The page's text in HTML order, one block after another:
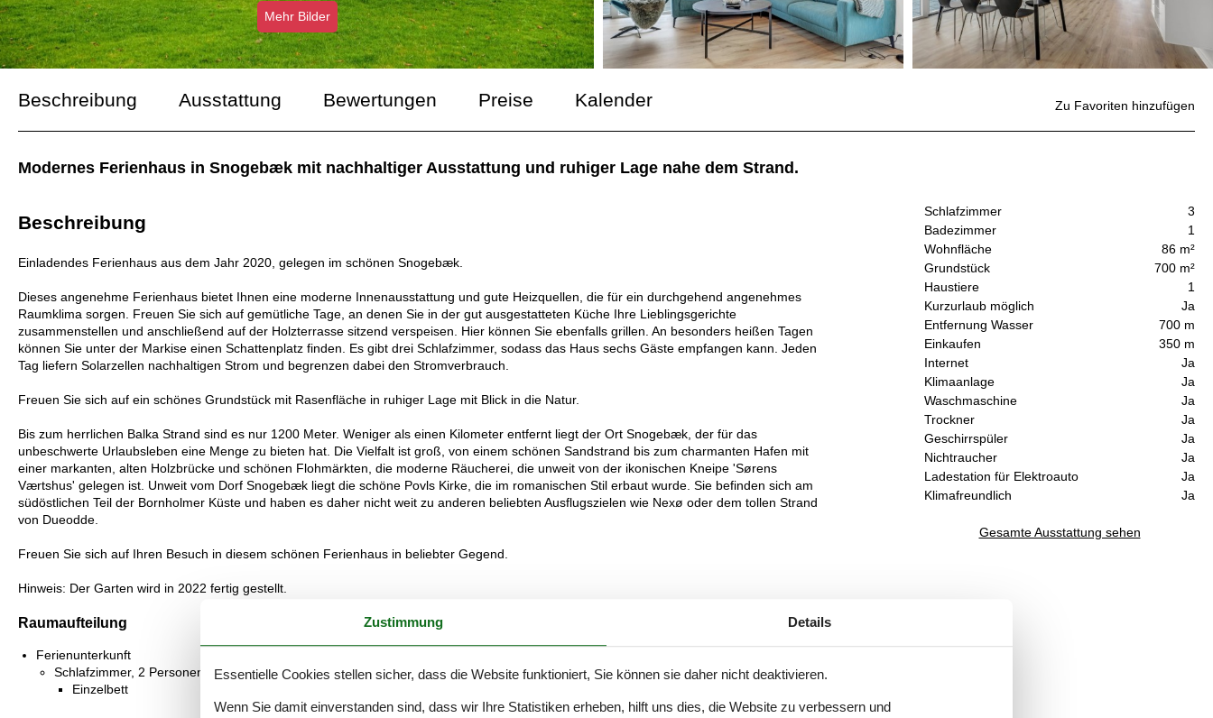
Mehr Bilder
Beschreibung Ausstattung Bewertungen Preise Kalender
Modernes Ferienhaus in Snogebæk mit nachhaltiger Ausstattung und ruhiger Lage nahe dem Strand.
Schlafzimmer
3
Badezimmer
1
Wohnfläche
86 m²
Grundstück
700 m²
Haustiere
1
Kurzurlaub möglich
Ja
Entfernung Wasser
700 m
Einkaufen
350 m
Internet
Ja
Klimaanlage
Ja
Waschmaschine
Ja
Trockner
Ja
Geschirrspüler
Ja
Nichtraucher
Ja
Ladestation für Elektroauto
Ja
Klimafreundlich
Ja
Gesamte Ausstattung sehen
Zu Favoriten hinzufügen
Beschreibung
Einladendes Ferienhaus aus dem Jahr 2020, gelegen im schönen Snogebæk.
Dieses angenehme Ferienhaus bietet Ihnen eine moderne Innenausstattung und gute Heizquellen, die für ein durchgehend angenehmes
Raumklima sorgen. Freuen Sie sich auf gemütliche Tage, an denen Sie in der gut ausgestatteten Küche Ihre Lieblingsgerichte
zusammenstellen und anschließend auf der Holzterrasse sitzend verspeisen. Hier können Sie ebenfalls grillen. An besonders heißen Tagen
können Sie unter der Markise einen Schattenplatz finden. Es gibt drei Schlafzimmer, sodass das Haus sechs Gäste empfangen kann. Jeden
Tag liefern Solarzellen nachhaltigen Strom und begrenzen dabei den Stromverbrauch.
Freuen Sie sich auf ein schönes Grundstück mit Rasenfläche in ruhiger Lage mit Blick in die Natur.
Bis zum herrlichen Balka Strand sind es nur 1200 Meter. Weniger als einen Kilometer entfernt liegt der Ort Snogebæk, der für das
unbeschwerte Urlaubsleben eine Menge zu bieten hat. Die Vielfalt ist groß, von einem schönen Sandstrand bis zum charmanten Hafen mit
einer markanten, alten Holzbrücke und schönen Flohmärkten, die moderne Räucherei, die unweit von der ikonischen Kneipe 'Sørens
Værtshus' gelegen ist. Unweit vom Dorf Snogebæk liegt die schöne Povls Kirke, die im romanischen Stil erbaut wurde. Sie befinden sich am
südöstlichen Teil der Bornholmer Küste und haben es daher nicht weit zu anderen beliebten Ausflugszielen wie Nexø oder dem tollen Strand
von Dueodde.
Freuen Sie sich auf Ihren Besuch in diesem schönen Ferienhaus in beliebter Gegend.
Hinweis: Der Garten wird in 2022 fertig gestellt.
Raumaufteilung
Ferienunterkunft
Schlafzimmer, 2 Personen
Einzelbett
Zustimmung Details
Essentielle Cookies stellen sicher, dass die Website funktioniert, Sie können sie daher nicht deaktivieren.
Wenn Sie damit einverstanden sind, dass wir Ihre Statistiken erheben, hilft uns dies, die Website zu verbessern und